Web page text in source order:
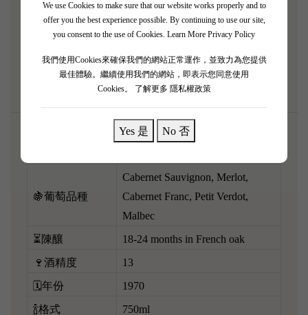
We use Cookies to make sure that our website works properly and to
offer you the best experience possible. By continuing to use our site,
you consent to the use of Cookies. Learn More Privacy Policy
我們使用Cookies來確保我們的網站正常運作，並致力為您提供
最佳體驗。繼續使用我們的網站，即表示您同意使用
Cookies。
了解更多 隱私權政策
Yes 是 No 否
氣息。 口感極度豐厚油潤，當年硬淨嘅單寧已經打
磨得似頂級絲絨咁滑，餘韻長達數分鐘，震撼靈魂！
頂級白松露和牛或者極品鮑魚，絕對係完美享受！
🍇葡萄品種
Cabernet Sauvignon, Merlot,
Cabernet Franc, Petit Verdot,
Malbec
⏳陳釀 18-24 months in French oak
🍷酒精度 13
🗓️年份 1970
🍾格式 750ml